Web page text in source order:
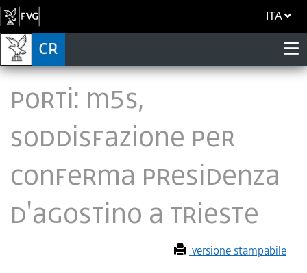
ITA
Porti: M5S,
soddisfazione per
conferma presidenza
D'Agostino a Trieste
versione stampabile